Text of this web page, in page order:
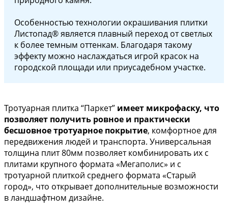
Особенностью технологии окрашивания плитки
Листопад® является плавный переход от светлых
к более темным оттенкам. Благодаря такому
эффекту можно наслаждаться игрой красок на
городской площади или приусадебном участке.
Тротуарная плитка “Паркет” имеет микрофаску, что
позволяет получить ровное и практически
бесшовное тротуарное покрытие, комфортное для
передвижения людей и транспорта. Универсальная
толщина плит 80мм позволяет комбинировать их с
плитами крупного формата «Мегаполис» и с
тротуарной плиткой среднего формата «Старый
город», что открывает дополнительные возможности
в ландшафтном дизайне.